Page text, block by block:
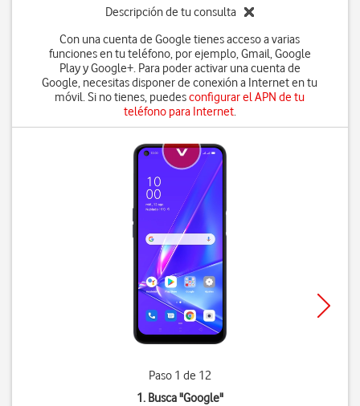
Descripción de tu consulta
Con una cuenta de Google tienes acceso a varias
funciones en tu teléfono, por ejemplo, Gmail, Google
Play y Google+. Para poder activar una cuenta de
Google, necesitas disponer de conexión a Internet en tu
móvil. Si no tienes, puedesconfigurar el APN de tu
teléfono para Internet.
Paso 1 de 12
1. Busca "Google"